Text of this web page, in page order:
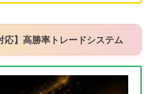
応】高勝率トレードシステム